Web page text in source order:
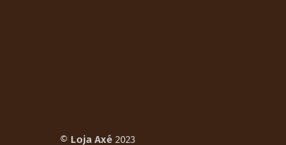
© Loja Axé 2023